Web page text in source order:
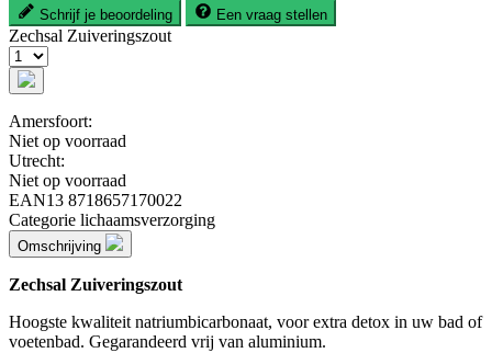
Schrijf je beoordeling Een vraag stellen
Zechsal Zuiveringszout
Amersfoort:
Niet op voorraad
Utrecht:
Niet op voorraad
EAN13 8718657170022
Categorie lichaamsverzorging
Omschrijving
Zechsal Zuiveringszout
Hoogste kwaliteit natriumbicarbonaat, voor extra detox in uw bad of
voetenbad. Gegarandeerd vrij van aluminium.